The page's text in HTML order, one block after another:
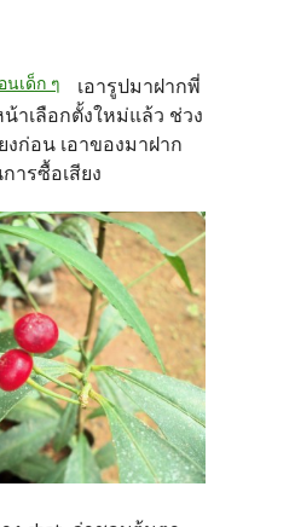
นเด็ก ๆ
เอารูปมาฝากพี่
าเลือกตั้งใหม่แล้ว ช่วง
งก่อน เอาของมาฝาก
ารซื้อเสียง